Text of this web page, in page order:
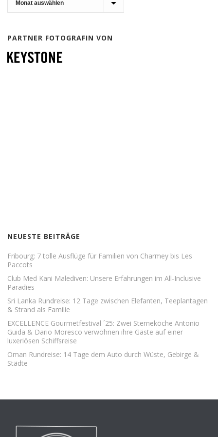
PARTNER FOTOGRAFIN VON
NEUESTE BEITRÄGE
Fribourg: 7 tolle Ausflüge für Familien von Charmey bis Les
Paccots
Club Med Kani Malediven: Unsere Erfahrungen im All-Inclusive
Paradies
Sri Lanka Rundreise: 12 Tage zwischen Elefanten, Teeplantagen
& Strand als Familie
EXCELLENCE Gourmetfestival ´25: Zwei Sterneköche Antonio
Guida & Dario Moresco verwöhnen ihre Gäste auf einer
luxeriösen Schiffsreise
Oman Rundreise: 14 Tage dem Auto durch Wüste, Gebirge &
Städte